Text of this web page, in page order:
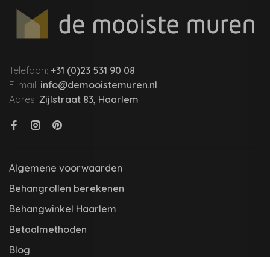
Telefoon: +31 (0)23 531 90 08
E-mail: info@demooistemuren.nl
Adres: Zijlstraat 83, Haarlem
Algemene voorwaarden
Behangrollen berekenen
Behangwinkel Haarlem
Betaalmethoden
Blog